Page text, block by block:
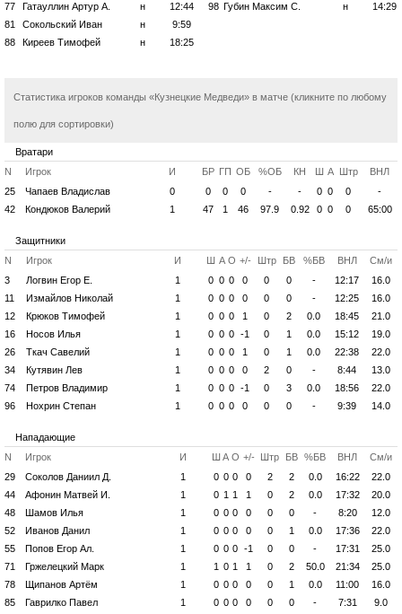
77
Гатауллин Артур А. н
12:44
81
Сокольский Иван н
9:59
88
Киреев Тимофей н 18:25
98 Губин Максим С. н 14:29
Статистика игроков команды «Кузнецкие Медведи» в матче (кликните по любому
полю для сортировки)
Вратари
N
Игрок И БР ГП ОБ %ОБ КН Ш А Штр
ВНЛ
25
Чапаев Владислав 0 0 0 0 - - 0 0 0
-
42
Кондюков Валерий 1 47 1 46 97.9 0.92 0 0 0 65:00
Защитники
N
Игрок И Ш А О +/- Штр БВ %БВ ВНЛ
См/и
3
Логвин Егор Е. 1 0 0 0 0 0 0 - 12:17
16.0
11
Измайлов Николай 1 0 0 0 0 0 0 - 12:25
16.0
12
Крюков Тимофей 1 0 0 0 1 0 2 0.0 18:45
21.0
16
Носов Илья 1 0 0 0 -1 0 1 0.0 15:12
19.0
26
Ткач Савелий 1 0 0 0 1 0 1 0.0 22:38
22.0
34
Кутявин Лев 1 0 0 0 0 2 0 - 8:44
13.0
74
Петров Владимир 1 0 0 0 -1 0 3 0.0 18:56
22.0
96
Нохрин Степан 1 0 0 0 0 0 0 - 9:39 14.0
Нападающие
N
Игрок И Ш А О +/- Штр БВ %БВ ВНЛ
См/и
29
Соколов Даниил Д. 1 0 0 0 0 2 2 0.0 16:22
22.0
44
Афонин Матвей И. 1 0 1 1 1 0 2 0.0 17:32
20.0
48
Шамов Илья 1 0 0 0 0 0 0 - 8:20
12.0
52
Иванов Данил 1 0 0 0 0 0 1 0.0 17:36
22.0
55
Попов Егор Ал. 1 0 0 0 -1 0 0 - 17:31
25.0
71
Гржелецкий Марк 1 1 0 1 1 0 2 50.0 21:34
25.0
78
Щипанов Артём 1 0 0 0 0 0 1 0.0 11:00
16.0
85
Гаврилко Павел 1 0 0 0 0 0 0 - 7:31
9.0